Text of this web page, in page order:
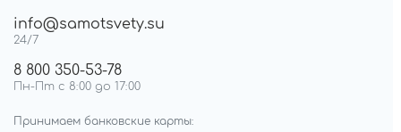
info@samotsvety.su
24/7
8 800 350-53-78
Пн-Пт с 8:00 до 17:00
Принимаем банковские карты: